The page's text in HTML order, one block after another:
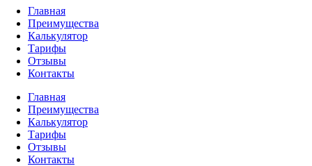
Главная
Преимущества
Калькулятор
Тарифы
Отзывы
Контакты
Главная
Преимущества
Калькулятор
Тарифы
Отзывы
Контакты